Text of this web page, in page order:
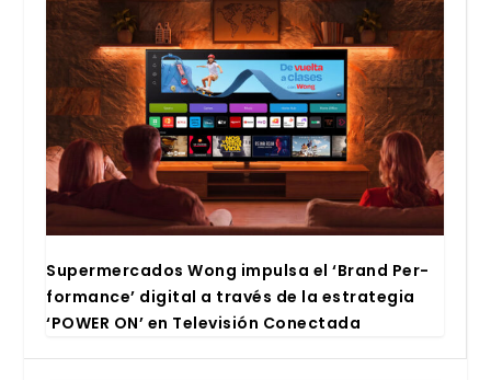
Super­mer­ca­dos Wong impul­sa el ‘Brand Per­
for­man­ce’ digi­tal a tra­vés de la estra­te­gia
‘POWER ON’ en Tele­vi­sión Conec­ta­da